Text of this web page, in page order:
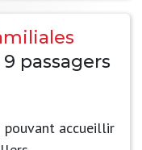
passagers